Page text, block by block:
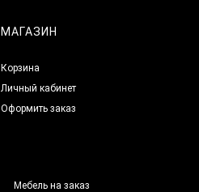
МАГАЗИН
Корзина
Личный кабинет
Оформить заказ
Мебель на заказ